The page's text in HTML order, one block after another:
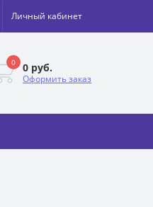
Личный кабинет
0 0 руб.
Оформить заказ